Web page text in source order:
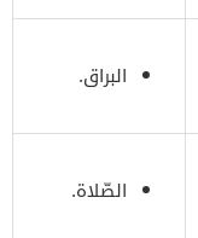
البراق.
الصّلاة.